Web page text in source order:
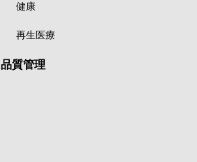
健康
再生医療
品質管理